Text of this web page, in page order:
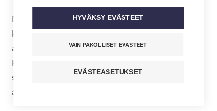
Monet hoitajat ovat joutuneet
koronaepidemian aikana karanteeniin
altistuttuaan työssään koronavirukselle.
Kunta-alan työ­eh­to­so­pi­muk­sis­sa ei ole
sovittu palkanmaksusta karanteenin
ajalta.
HYVÄKSY EVÄSTEET
VAIN PAKOLLISET EVÄSTEET
EVÄSTEASETUKSET